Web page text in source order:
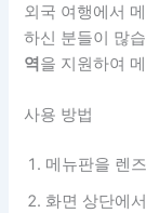
외국 여행에서
하신 분들이 많
역 을 지원하여
사용 방법
메뉴판을 렌
화면 상단에